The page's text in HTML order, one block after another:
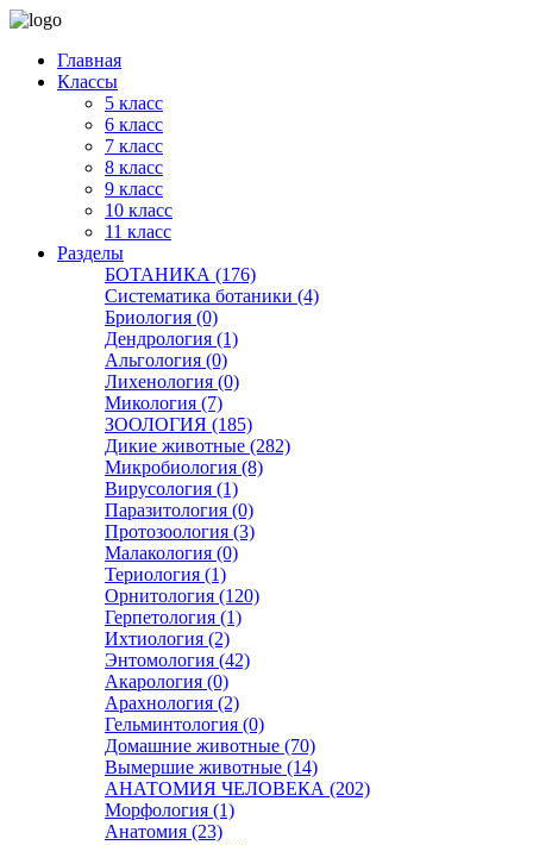
Главная
Классы
5 класс
6 класс
7 класс
8 класс
9 класс
10 класс
11 класс
Разделы
БОТАНИКА (176)
Систематика ботаники (4)
Бриология (0)
Дендрология (1)
Альгология (0)
Лихенология (0)
Микология (7)
ЗООЛОГИЯ (185)
Дикие животные (282)
Микробиология (8)
Вирусология (1)
Паразитология (0)
Протозоология (3)
Малакология (0)
Териология (1)
Орнитология (120)
Герпетология (1)
Ихтиология (2)
Энтомология (42)
Акарология (0)
Арахнология (2)
Гельминтология (0)
Домашние животные (70)
Вымершие животные (14)
АНАТОМИЯ ЧЕЛОВЕКА (202)
Морфология (1)
Анатомия (23)